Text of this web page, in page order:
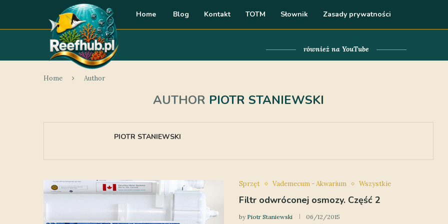
Home Blog Kontakt TOTM Słownik Zasady prywatności
również na YouTube
Home Author
AUTHOR PIOTR STANIEWSKI
PIOTR STANIEWSKI
Sprzęt Vademecum - Akwarium Wszystkie
Filtr odwróconej osmozy. Część 2
by Piotr Staniewski 06/12/2015